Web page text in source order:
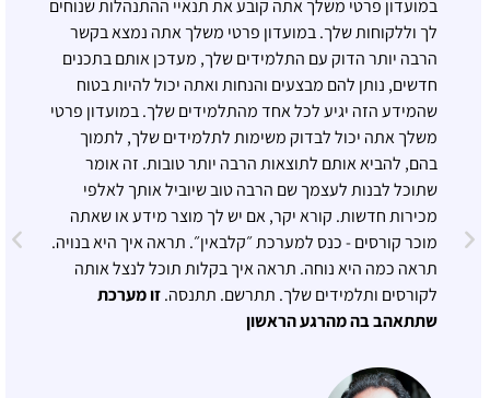
במועדון פרטי משלך אתה קובע את תנאיי ההתנהלות שנוחים
לך וללקוחות שלך. במועדון פרטי משלך אתה נמצא בקשר
הרבה יותר הדוק עם התלמידים שלך, מעדכן אותם בתכנים
חדשים, נותן להם מבצעים והנחות ואתה יכול להיות בטוח
שהמידע הזה יגיע לכל אחד מהתלמידים שלך. במועדון פרטי
משלך אתה יכול לבדוק משימות לתלמידים שלך, לתמוך
בהם, להביא אותם לתוצאות הרבה יותר טובות. זה אומר
שתוכל לבנות לעצמך שם הרבה טוב שיוביל אותך לאלפי
מכירות חדשות. קורא יקר, אם יש לך מוצר מידע או שאתה
מוכר קורסים - כנס למערכת ״קלבאין״. תראה איך היא בנויה.
תראה כמה היא נוחה. תראה איך בקלות תוכל לנצל אותה
לקורסים ותלמידים שלך. תתרשם. תתנסה.זו מערכת
שתתאהב בה מהרגע הראשון